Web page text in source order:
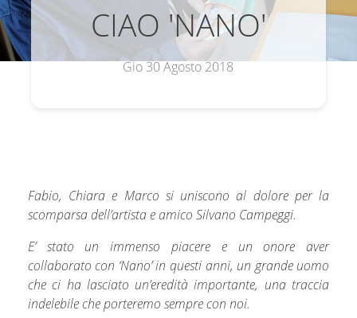
CIAO 'NANO'
Gio 30 Agosto 2018
Fabio, Chiara e Marco si uniscono al dolore per la
scomparsa dell’artista e amico Silvano Campeggi.
E’ stato un immenso piacere e un onore aver
collaborato con ‘Nano’ in questi anni, un grande uomo
che ci ha lasciato un’eredità importante, una traccia
indelebile che porteremo sempre con noi.